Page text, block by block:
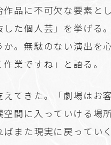
品に不可欠な要素と
た個人芸」を挙げる
か。無駄のない演出を
業ですね」と語る。
てきた。「劇場はお
間に入っていける場
また現実に戻っていく